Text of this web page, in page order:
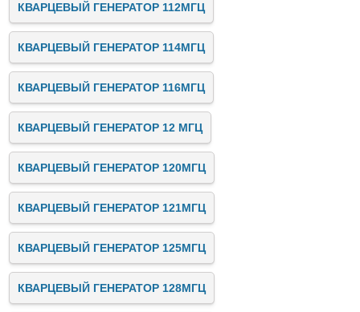
КВАРЦЕВЫЙ ГЕНЕРАТОР 112МГЦ
КВАРЦЕВЫЙ ГЕНЕРАТОР 114МГЦ
КВАРЦЕВЫЙ ГЕНЕРАТОР 116МГЦ
КВАРЦЕВЫЙ ГЕНЕРАТОР 12 МГЦ
КВАРЦЕВЫЙ ГЕНЕРАТОР 120МГЦ
КВАРЦЕВЫЙ ГЕНЕРАТОР 121МГЦ
КВАРЦЕВЫЙ ГЕНЕРАТОР 125МГЦ
КВАРЦЕВЫЙ ГЕНЕРАТОР 128МГЦ